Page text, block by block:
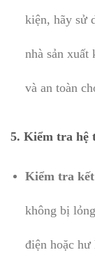
kiện, hãy sử
nhà sản xuất
và an toàn
5. Kiểm tra hệ
Kiểm tra
không bị
điện hoặc